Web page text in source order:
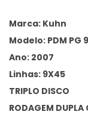
Marca: Kuhn
Modelo: PDM PG
Ano: 2007
Linhas: 9X45
TRIPLO DISCO
RODAGEM DUPLA